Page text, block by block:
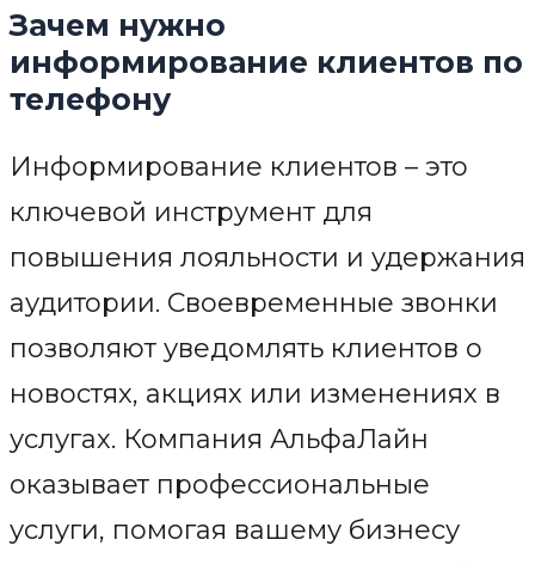
Зачем нужно
информирование клиентов по
телефону
Информирование клиентов – это
ключевой инструмент для
повышения лояльности и удержания
аудитории. Своевременные звонки
позволяют уведомлять клиентов о
новостях, акциях или изменениях в
услугах. Компания АльфаЛайн
оказывает профессиональные
услуги, помогая вашему бизнесу